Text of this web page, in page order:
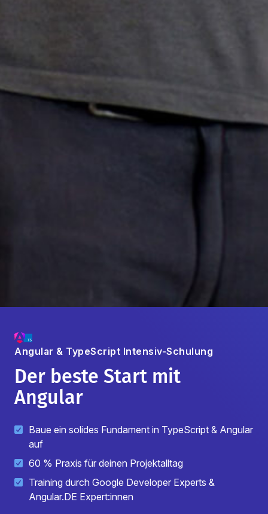
Angular & TypeScript Intensiv-Schulung
Der beste Start mit
Angular
Baue ein solides Fundament in TypeScript & Angular
auf
60 % Praxis für deinen Projektalltag
Training durch Google Developer Experts &
Angular.DE Expert:innen